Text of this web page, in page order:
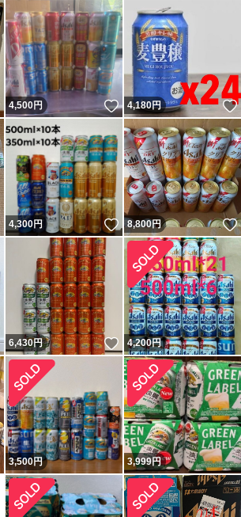
いいね！
4,500円 いいね！
4,180円
いいね！
4,300円 いいね！
8,800円
いいね！
6,430円 いいね！
4,200円
3,500円 3,999円